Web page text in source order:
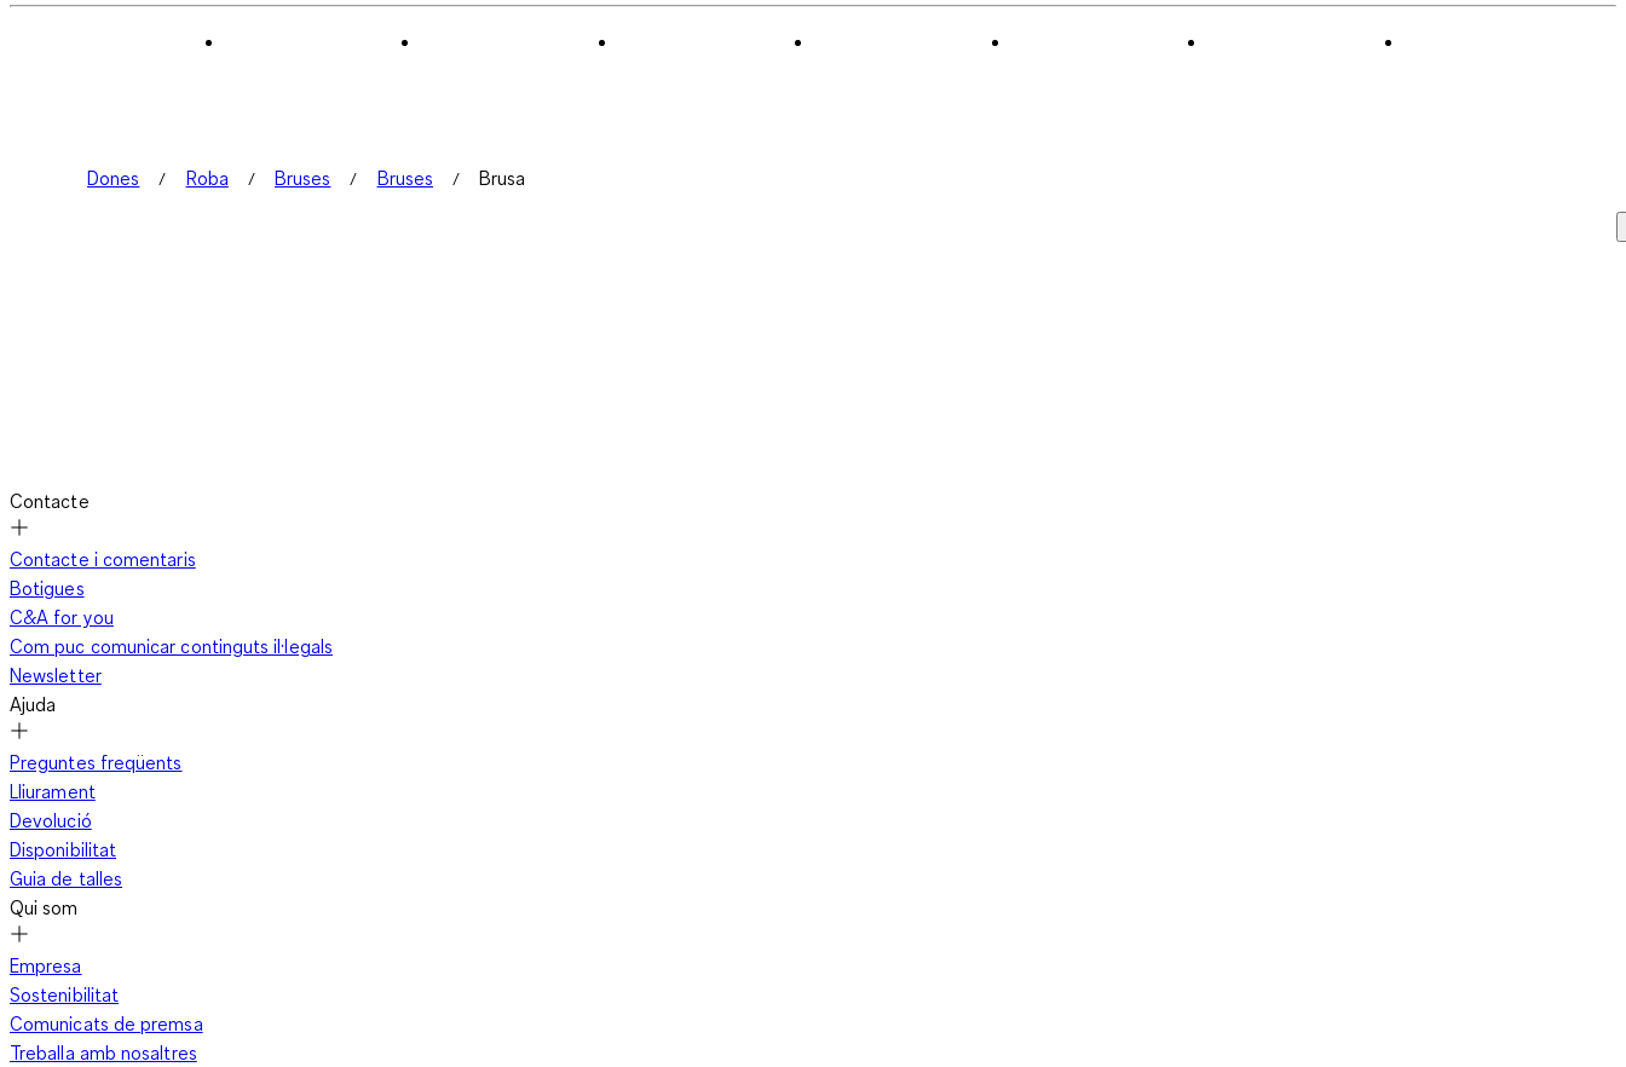
Dones Roba Bruses Bruses Brusa
Contacte
Contacte i comentaris
Botigues
C&A for you
Com puc comunicar continguts il·legals
Newsletter
Ajuda
Preguntes freqüents
Lliurament
Devolució
Disponibilitat
Guia de talles
Qui som
Empresa
Sostenibilitat
Comunicats de premsa
Treballa amb nosaltres